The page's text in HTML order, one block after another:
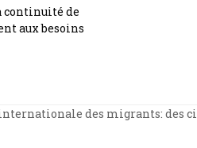
continuité de
aux besoins
des migrants: des